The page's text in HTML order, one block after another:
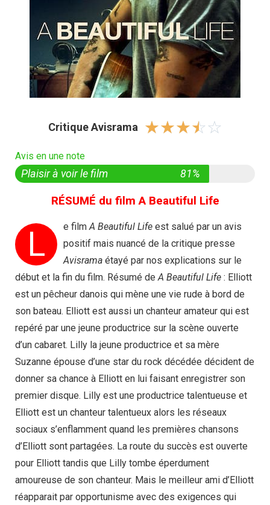
Critique Avisrama ☆☆☆☆☆
Avis en une note
Plaisir à voir le film 81%
RÉSUMÉ du film A Beautiful Life
L e filmA Beautiful Life est salué par un avis
positif mais nuancé de la critique presse
Avisrama étayé par nos explications sur le
début et la fin du film. Résumé deA Beautiful Life : Elliott
est un pêcheur danois qui mène une vie rude à bord de
son bateau. Elliott est aussi un chanteur amateur qui est
repéré par une jeune productrice sur la scène ouverte
d’un cabaret. Lilly la jeune productrice et sa mère
Suzanne épouse d’une star du rock décédée décident de
donner sa chance à Elliott en lui faisant enregistrer son
premier disque. Lilly est une productrice talentueuse et
Elliott est un chanteur talentueux alors les réseaux
sociaux s’enflamment quand les premières chansons
d’Elliott sont partagées. La route du succès est ouverte
pour Elliott tandis que Lilly tombe éperdument
amoureuse de son chanteur. Mais le meilleur ami d’Elliott
réapparait par opportunisme avec des exigences qui